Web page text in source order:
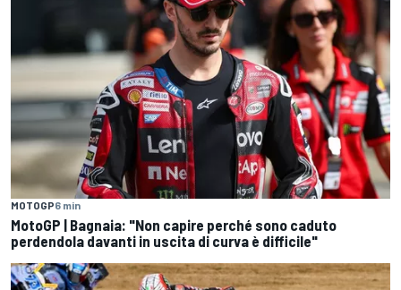
MOTOGP6 min
MotoGP | Bagnaia: "Non capire perché sono caduto
perdendola davanti in uscita di curva è difficile"